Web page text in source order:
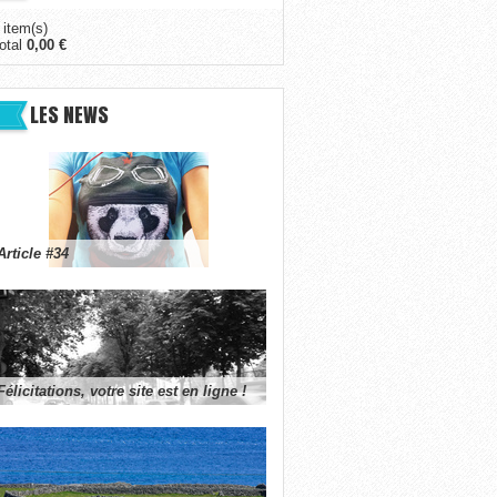
item(s)
0,00 €
LES NEWS
#34
votre site est en ligne !